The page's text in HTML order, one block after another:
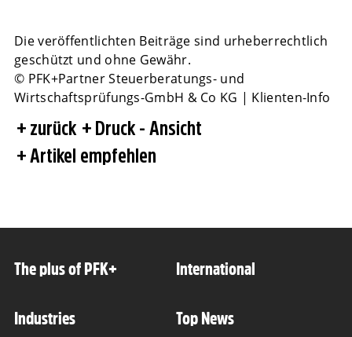
Die veröffentlichten Beiträge sind urheberrechtlich
geschützt und ohne Gewähr.
© PFK+Partner Steuerberatungs- und
Wirtschaftsprüfungs-GmbH & Co KG | Klienten-Info
zurück
Druck - Ansicht
Artikel empfehlen
The plus of PFK+
Industries
International
Top News